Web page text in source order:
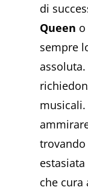
di
Queen
sempre
trovando
che cura